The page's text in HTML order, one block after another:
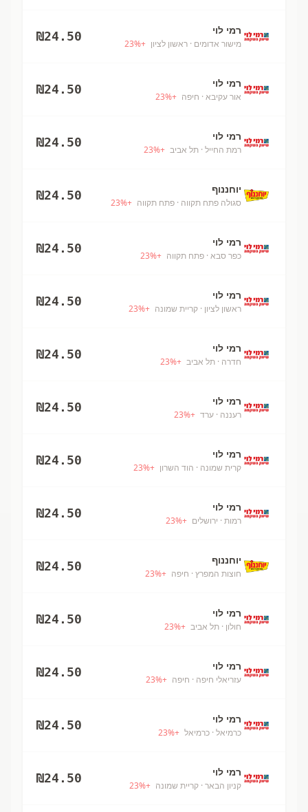
רמי לוי
מישור אדומים · ראשון לציון +
23%
₪24.50
רמי לוי
אור עקיבא · חיפה +
23%
₪24.50
רמי לוי
רמת החייל · תל אביב +
23%
₪24.50
יוחננוף
סגולה פתח תקווה · פתח תקווה +
23%
₪24.50
רמי לוי
כפר סבא · פתח תקווה +
23%
₪24.50
רמי לוי
ראשון לציון · קריית שמונה +
23%
₪24.50
רמי לוי
חדרה · תל אביב +
23%
₪24.50
רמי לוי
רעננה · ערד +
23%
₪24.50
רמי לוי
קרית שמונה · הוד השרון +
23%
₪24.50
רמי לוי
רמות · ירושלים +
23%
₪24.50
יוחננוף
חוצות המפרץ · חיפה +
23%
₪24.50
רמי לוי
חולון · תל אביב +
23%
₪24.50
רמי לוי
עזריאלי חיפה · חיפה +
23%
₪24.50
רמי לוי
כרמיאל · כרמיאל +
23%
₪24.50
רמי לוי
קניון הבאר · קריית שמונה +
23%
₪24.50